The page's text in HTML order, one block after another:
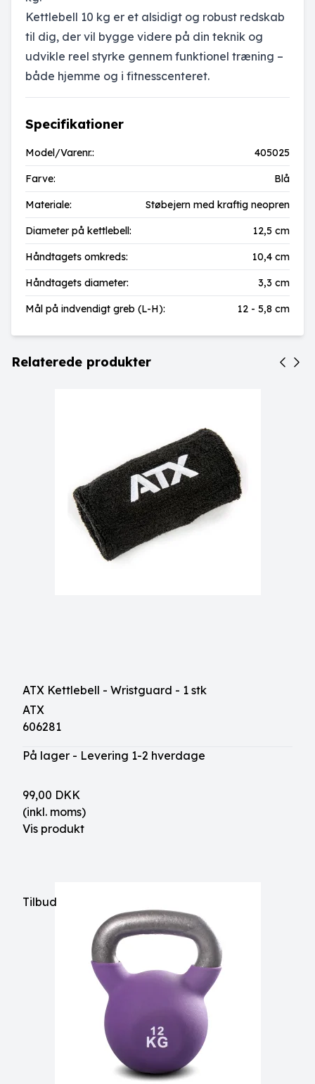
Kettlebell 10 kg er et alsidigt og robust redskab
til dig, der vil bygge videre på din teknik og
udvikle reel styrke gennem funktionel træning –
både hjemme og i fitnesscenteret.
Specifikationer
Model/Varenr.: 405025
Farve: Blå
Materiale: Støbejern med kraftig neopren
Diameter på kettlebell: 12,5 cm
Håndtagets omkreds: 10,4 cm
Håndtagets diameter: 3,3 cm
Mål på indvendigt greb (L-H): 12 - 5,8 cm
Relaterede produkter
ATX Kettlebell - Wristguard - 1 stk
ATX
606281
På lager - Levering 1-2 hverdage
99,00 DKK
(inkl. moms)
Vis produkt
Tilbud